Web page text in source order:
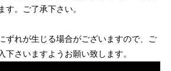
す。ご了承下さい。
ずれが生じる場合がございますので、ご
下さいますようお願い致します。